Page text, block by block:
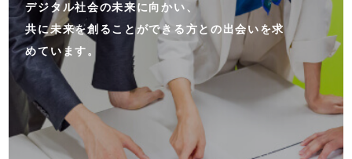
C
R
U
I
T
デジタル社会の未来に向かい、
共に未来を創ることができる方との出会いを求
めています。